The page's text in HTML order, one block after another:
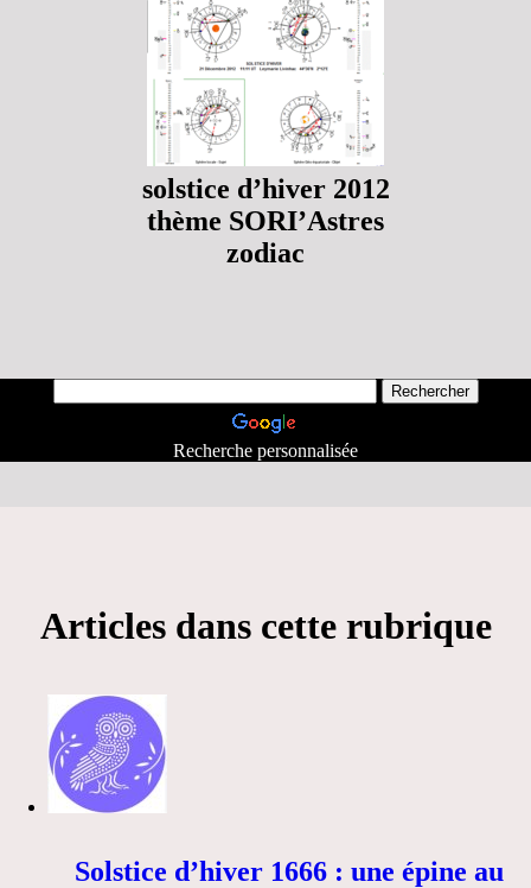
solstice d’hiver 2012
thème SORI’Astres
zodiac
Recherche personnalisée
Articles dans cette rubrique
Solstice d’hiver 1666 : une épine au